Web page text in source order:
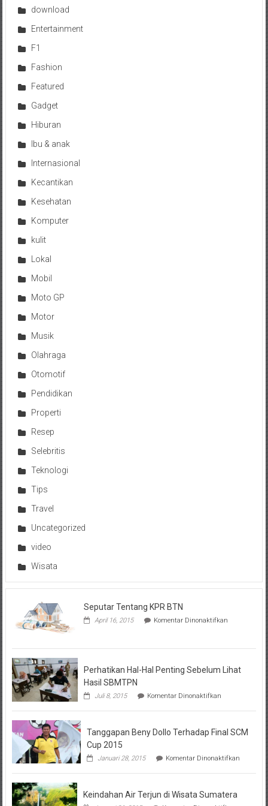
download
Entertainment
F1
Fashion
Featured
Gadget
Hiburan
Ibu & anak
Internasional
Kecantikan
Kesehatan
Komputer
kulit
Lokal
Mobil
Moto GP
Motor
Musik
Olahraga
Otomotif
Pendidikan
Properti
Resep
Selebritis
Teknologi
Tips
Travel
Uncategorized
video
Wisata
Seputar Tentang KPR BTN
April 16, 2015 Komentar Dinonaktifkanpada
Perhatikan Hal-Hal Penting Sebelum Lihat
Hasil SBMTPN
Juli 8, 2015 Komentar Dinonaktifkan
Hal-
Penting
Hasil
Tanggapan Beny Dollo Terhadap Final SCM
Cup 2015
Januari 28, 2015 Komentar Dinonaktifkan
Beny
Keindahan Air Terjun di Wisata Sumatera